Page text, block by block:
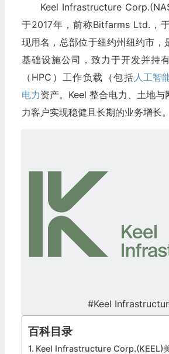
Keel Infrastructure
于2017年，前称Bitfarms Ltd.，
现用名，总部位于纽约州纽约市，
基础设施公司，致力于开发并持
（HPC）工作负载（包括 人工智
电力资产。Keel 整合电力、土地与
力客户实现稳健且长期的业务增长。
#Keel
百科目录
Keel Infrastructure Corp.(KEEL)